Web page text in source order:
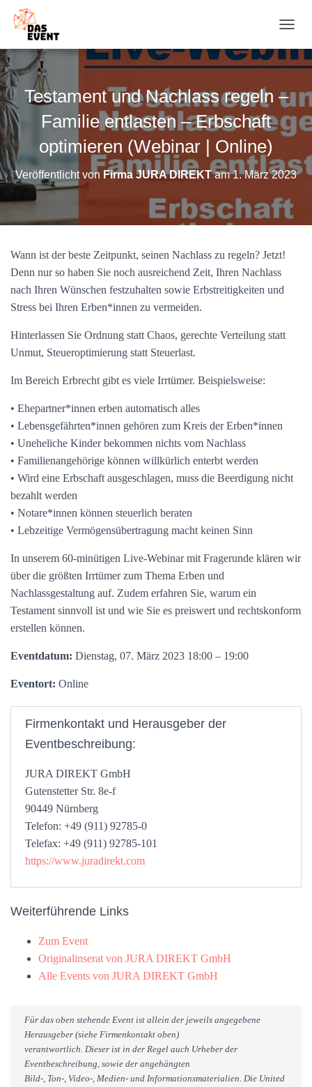
A
V
A
T
I
U
M
C
H
Testament und Nachlass regeln –
Familie entlasten – Erbschaft
optimieren (Webinar | Online)
Veröffentlicht von Firma JURA DIREKTam1. März 2023
Wann ist der beste Zeitpunkt, seinen Nachlass zu regeln? Jetzt!
Denn nur so haben Sie noch ausreichend Zeit, Ihren Nachlass
nach Ihren Wünschen festzuhalten sowie Erbstreitigkeiten und
Stress bei Ihren Erben*innen zu vermeiden.
Hinterlassen Sie Ordnung statt Chaos, gerechte Verteilung statt
Unmut, Steueroptimierung statt Steuerlast.
Im Bereich Erbrecht gibt es viele Irrtümer. Beispielsweise:
• Ehepartner*innen erben automatisch alles
• Lebensgefährten*innen gehören zum Kreis der Erben*innen
• Uneheliche Kinder bekommen nichts vom Nachlass
• Familienangehörige können willkürlich enterbt werden
• Wird eine Erbschaft ausgeschlagen, muss die Beerdigung nicht
bezahlt werden
• Notare*innen können steuerlich beraten
• Lebzeitige Vermögensübertragung macht keinen Sinn
In unserem 60-minütigen Live-Webinar mit Fragerunde klären wir
über die größten Irrtümer zum Thema Erben und
Nachlassgestaltung auf. Zudem erfahren Sie, warum ein
Testament sinnvoll ist und wie Sie es preiswert und rechtskonform
erstellen können.
Eventdatum: Dienstag, 07. März 2023 18:00 – 19:00
Eventort: Online
Firmenkontakt und Herausgeber der
Eventbeschreibung:
JURA DIREKT GmbH
Gutenstetter Str. 8e-f
90449 Nürnberg
Telefon: +49 (911) 92785-0
Telefax: +49 (911) 92785-101
https://www.juradirekt.com
Weiterführende Links
Zum Event
Originalinserat von JURA DIREKT GmbH
Alle Events von JURA DIREKT GmbH
Für das oben stehende Event ist allein der jeweils angegebene
Herausgeber (siehe Firmenkontakt oben)
verantwortlich. Dieser ist in der Regel auch Urheber der
Eventbeschreibung, sowie der angehängten
Bild-, Ton-, Video-, Medien- und Informationsmaterialien. Die United